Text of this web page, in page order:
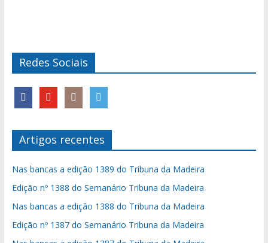
Redes Sociais
Artigos recentes
Nas bancas a edição 1389 do Tribuna da Madeira
Edição nº 1388 do Semanário Tribuna da Madeira
Nas bancas a edição 1388 do Tribuna da Madeira
Edição nº 1387 do Semanário Tribuna da Madeira